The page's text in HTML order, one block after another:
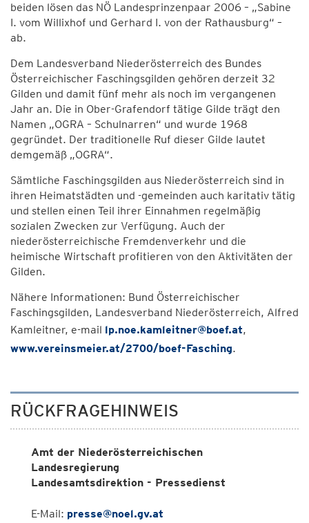
beiden lösen das NÖ Landesprinzenpaar 2006 – „Sabine
I. vom Willixhof und Gerhard I. von der Rathausburg“ –
ab.
Dem Landesverband Niederösterreich des Bundes
Österreichischer Faschingsgilden gehören derzeit 32
Gilden und damit fünf mehr als noch im vergangenen
Jahr an. Die in Ober-Grafendorf tätige Gilde trägt den
Namen „OGRA – Schulnarren“ und wurde 1968
gegründet. Der traditionelle Ruf dieser Gilde lautet
demgemäß „OGRA“.
Sämtliche Faschingsgilden aus Niederösterreich sind in
ihren Heimatstädten und -gemeinden auch karitativ tätig
und stellen einen Teil ihrer Einnahmen regelmäßig
sozialen Zwecken zur Verfügung. Auch der
niederösterreichische Fremdenverkehr und die
heimische Wirtschaft profitieren von den Aktivitäten der
Gilden.
Nähere Informationen: Bund Österreichischer
Faschingsgilden, Landesverband Niederösterreich, Alfred
Kamleitner, e-mail lp.noe.kamleitner@boef.at,
www.vereinsmeier.at/2700/boef-Fasching.
RÜCKFRAGEHINWEIS
Amt der Niederösterreichischen
Landesregierung
Landesamtsdirektion - Pressedienst
E-Mail: presse@noel.gv.at